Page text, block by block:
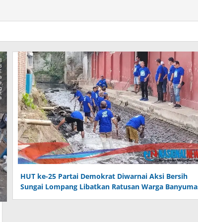
HUT ke-25 Partai Demokrat Diwarnai Aksi Bersih
Sungai Lompang Libatkan Ratusan Warga